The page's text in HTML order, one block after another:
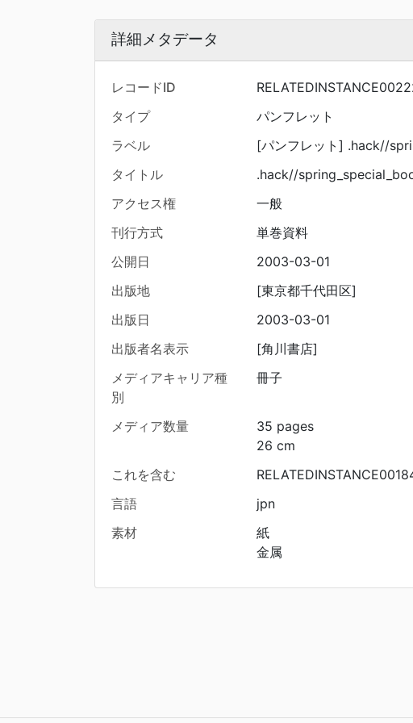
詳細メタデータ
レコードID
タイプ
パンフレット
ラベル
[パンフレット] .hack//
タイトル
.hack//
アクセス権
一般
刊行方式
単巻資料
公開日
2003-03-01
出版地
[東京都千代田区]
出版日
2003-03-01
出版者名表示
[角川書店]
メディアキャリア種
別
冊子
メディア数量
35 pages
26 cm
これを含む
言語
jpn
素材
紙
金属